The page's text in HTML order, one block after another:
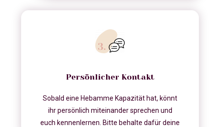
Persönlicher Kontakt
Sobald eine Hebamme Kapazität hat, könnt
ihr persönlich miteinander sprechen und
euch kennenlernen. Bitte behalte dafür deine